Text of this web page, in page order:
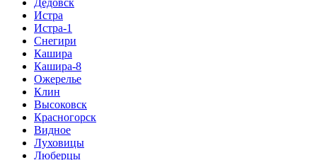
Дедовск
Истра
Истра-1
Снегири
Кашира
Кашира-8
Ожерелье
Клин
Высоковск
Красногорск
Видное
Луховицы
Люберцы